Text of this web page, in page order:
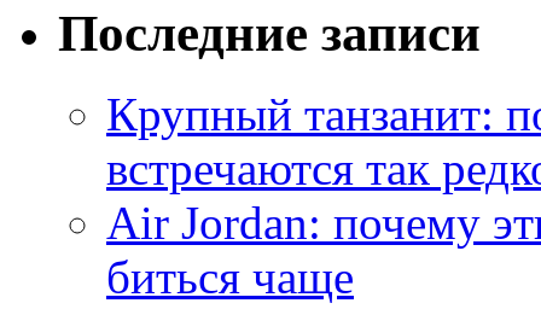
Последние записи
Крупный танзанит:
встречаются так
Air Jordan: почему
биться чаще